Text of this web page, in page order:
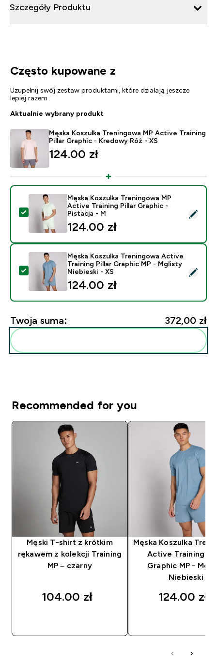
Szczegóły Produktu
Często kupowane z
Uzupełnij swój zestaw produktami, które działają jeszcze
lepiej razem
Aktualnie wybrany produkt
Męska Koszulka Treningowa MP Active Training
Pillar Graphic - Kredowy Róż - XS
124.00 zł‎
Wybierz ten produkt - Męska Koszulka Treningowa
Męska Koszulka Treningowa MP
Active Training Pillar Graphic -
Pistacja - M
124.00 zł‎
Wybierz ten produkt - Męska Koszulka Treningowa
Męska Koszulka Treningowa Active
Training Pillar Graphic MP - Mglisty
Niebieski - XS
124.00 zł‎
Twoja suma: 372,00 zł‎
Recommended for you
Męski T-shirt z krótkim
rękawem z kolekcji Training
MP – czarny
104.00 zł‎
Męska Koszulka
Active Training
Graphic MP -
Niebieski
124.00 zł‎